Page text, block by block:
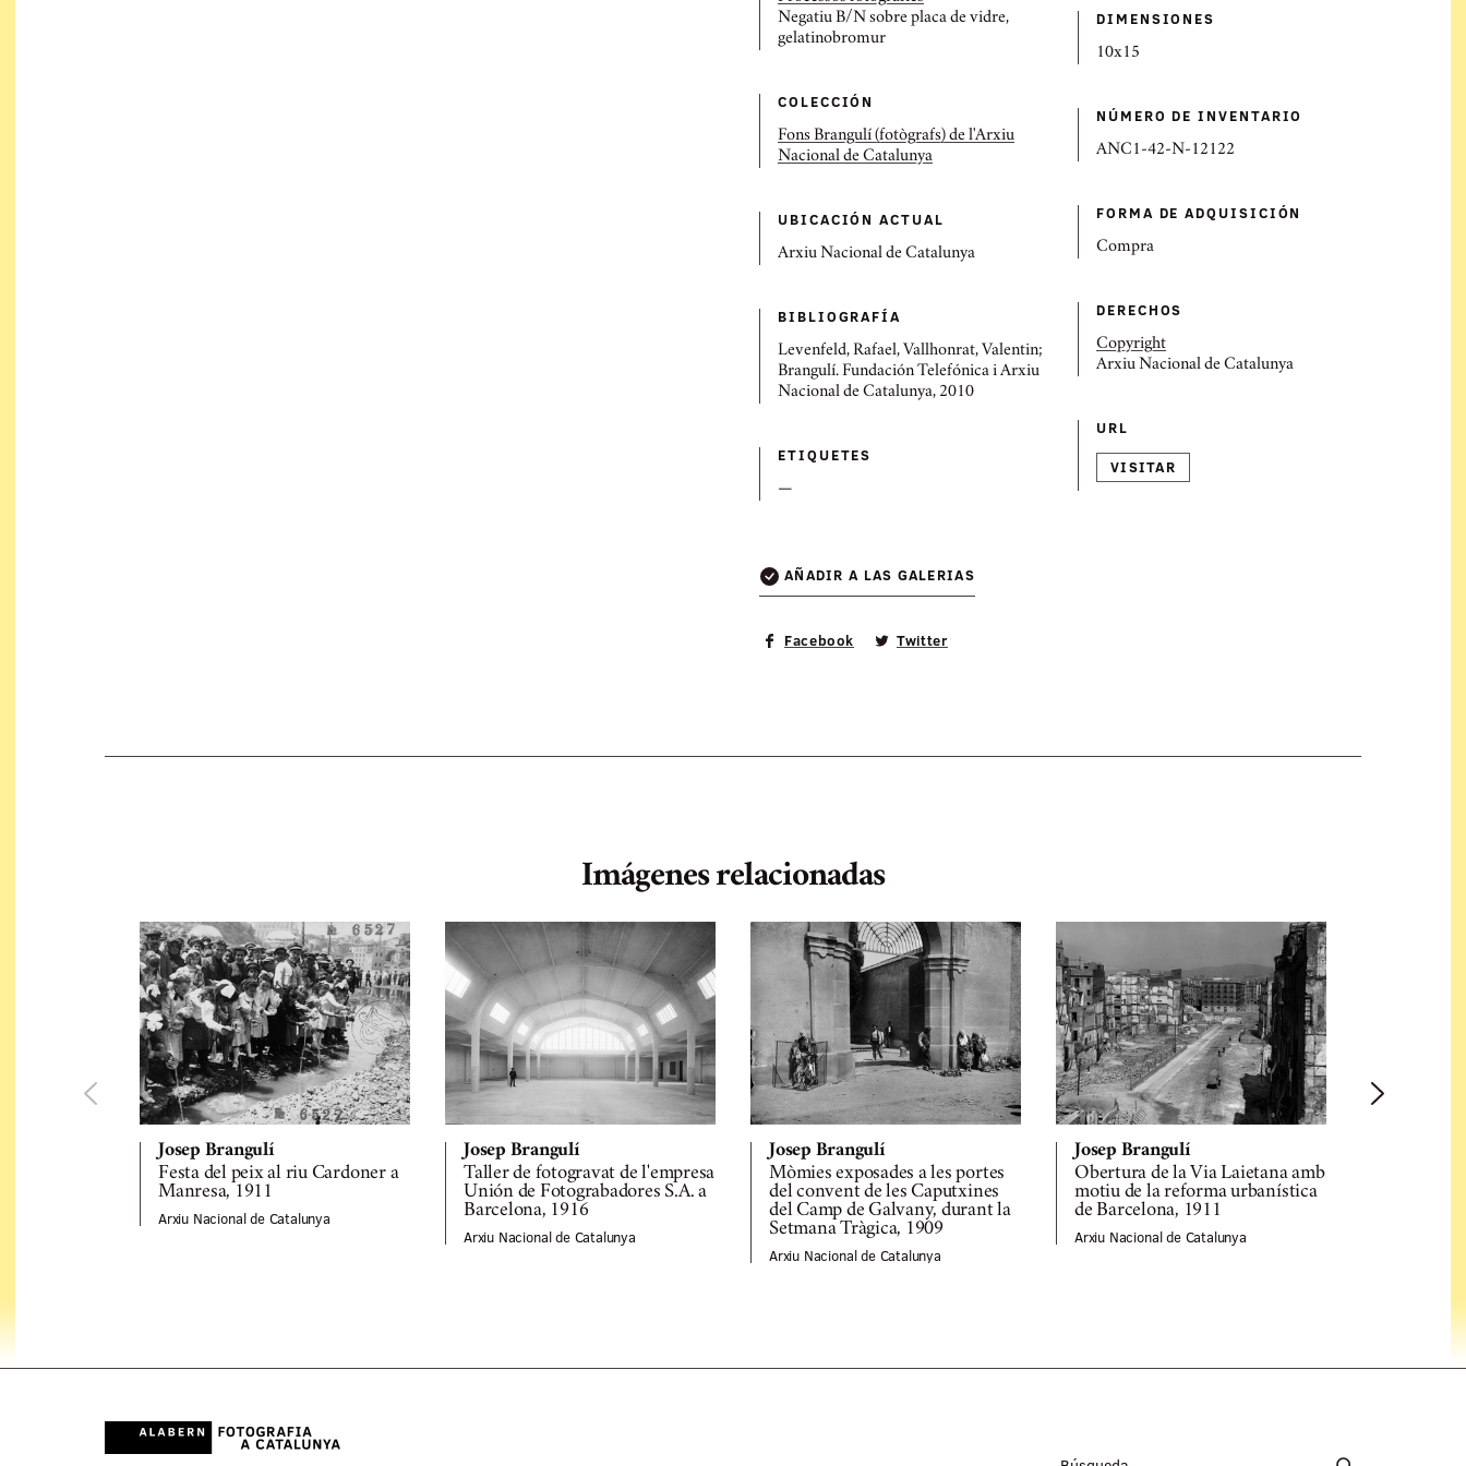
Negatiu B/N sobre placa de vidre,
gelatinobromur
DIMENSIONES
10x15
COLECCIÓN
Fons Brangulí (fotògrafs) de l'Arxiu
Nacional de Catalunya
NÚMERO DE INVENTARIO
ANC1-42-N-12122
FORMA DE ADQUISICIÓN
Compra
UBICACIÓN ACTUAL
Arxiu Nacional de Catalunya
DERECHOS
Copyright
Arxiu Nacional de Catalunya
BIBLIOGRAFÍ­A
Levenfeld, Rafael, Vallhonrat, Valentin;
Brangulí. Fundación Telefónica i Arxiu
Nacional de Catalunya, 2010
URL
VISITAR
ETIQUETES
—
AÑADIR A LAS GALERIAS
Facebook Twitter
Imágenes relacionadas
Josep Brangulí
Festa del peix al riu Cardoner a
Manresa, 1911
Arxiu Nacional de Catalunya
Josep Brangulí
Taller de fotogravat de l'empresa
Unión de Fotograbadores S.A. a
Barcelona, 1916
Arxiu Nacional de Catalunya
Josep Brangulí
Mòmies exposades a les portes
del convent de les Caputxines
del Camp de Galvany, durant la
Setmana Tràgica, 1909
Arxiu Nacional de Catalunya
Josep Brangulí
Obertura de la Via Laietana amb
motiu de la reforma urbanística
de Barcelona, 1911
Arxiu Nacional de Catalunya